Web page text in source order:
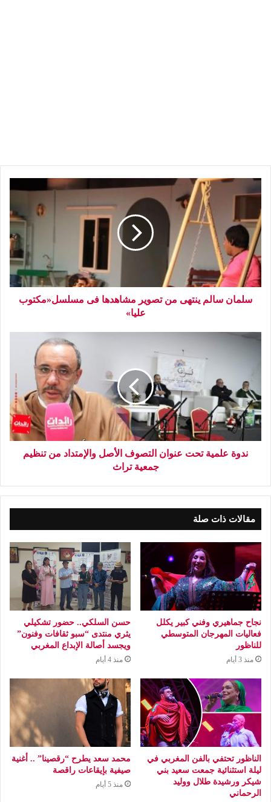
سلمان سالم ينتهى من تصوير مشاهدها فى مسلسل«مكتوب
عليا»
ندوة علمية تحت عنوان التصوف الأصل والإمتداد من تنظيم
جمعية تراث
مقالات ذات صلة
نجاح جماهيري وفني كبير يكلل
فعاليات المهرجان المتوسطي
للناظور
منذ 3 أيام
حسن السلكي.. حضور تشكيلي
يثري منتدى “سبو ثقافات وفنون”
ويجسد أصالة الإبداع المغربي
منذ 4 أيام
الناظور تحتفي بالفن المغربي في
ليلة استثنائية جمعت سعيد بني
شيكر ورشيدة طلال ووليد
الرحماني
محمد سعد يطرح “رقصينا” .. أغنية
صيفية بإيقاعات راقصة
منذ 5 أيام